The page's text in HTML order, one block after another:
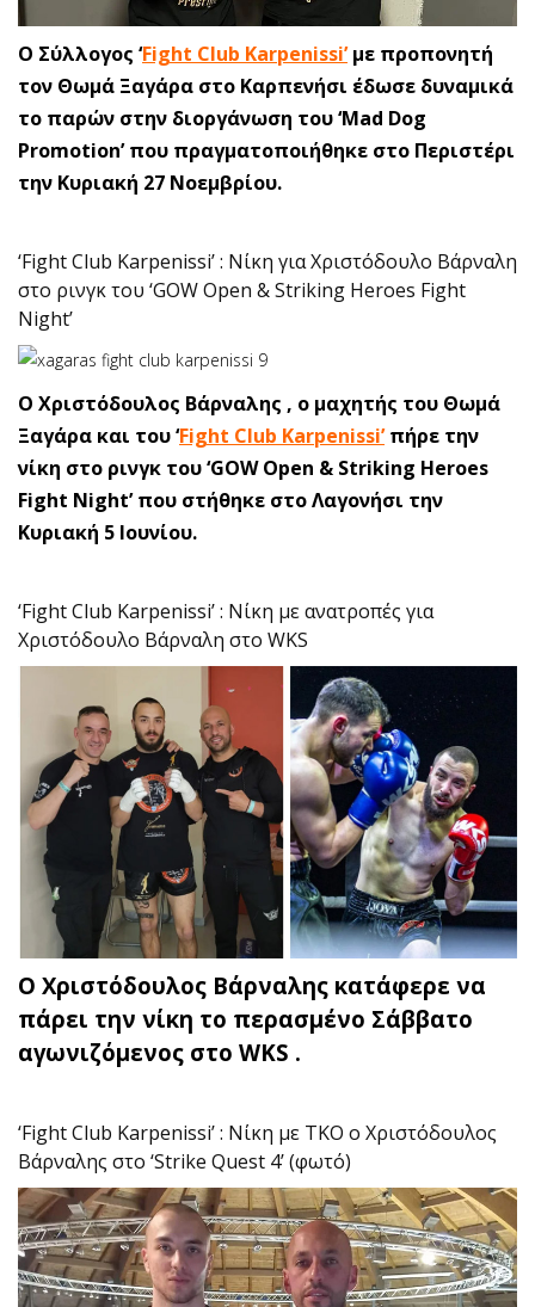
Ο Σύλλογος ‘Fight Club Karpenissi’με προπονητή
τον Θωμά Ξαγάρα στο Καρπενήσι έδωσε δυναμικά
το παρών στην διοργάνωση του ‘Mad Dog
Promotion’ που πραγματοποιήθηκε στο Περιστέρι
την Κυριακή 27 Νοεμβρίου.
‘Fight Club Karpenissi’ : Νίκη για Χριστόδουλο Βάρναλη
στο ρινγκ του ‘GOW Open & Striking Heroes Fight
Night’
Ο Χριστόδουλος Βάρναλης , ο μαχητής του Θωμά
Ξαγάρα και του ‘Fight Club Karpenissi’πήρε την
νίκη στο ρινγκ του ‘GOW Open & Striking Heroes
Fight Night’ που στήθηκε στο Λαγονήσι την
Κυριακή 5 Ιουνίου.
‘Fight Club Karpenissi’ : Νίκη με ανατροπές για
Χριστόδουλο Βάρναλη στο WKS
Ο Χριστόδουλος Βάρναλης κατάφερε να
πάρει την νίκη το περασμένο Σάββατο
αγωνιζόμενος στο WKS .
‘Fight Club Karpenissi’ : Νίκη με ΤΚΟ ο Χριστόδουλος
Βάρναλης στο ‘Strike Quest 4’ (φωτό)